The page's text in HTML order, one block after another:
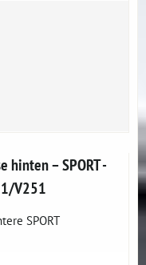
– SPORT -
V251
SPORT